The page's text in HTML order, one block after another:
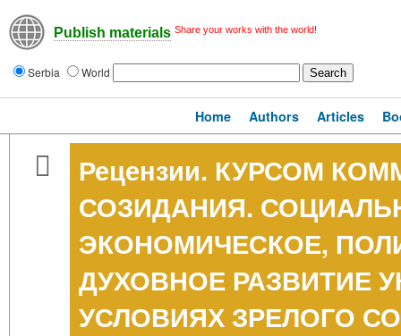
Publish materials Share your works with the world!
Serbia World
Home Authors Articles
Рецензии. КУРСОМ
СОЗИДАНИЯ.
ЭКОНОМИЧЕСКОЕ,
ДУХОВНОЕ РАЗВИТИЕ
УСЛОВИЯХ ЗРЕЛОГО